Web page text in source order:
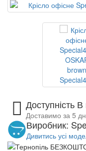
Доступність В
Доставимо за 5
Виробник:
Дивитись усі